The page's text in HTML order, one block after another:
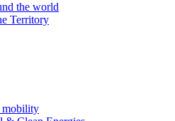
the world
Territory
mobility